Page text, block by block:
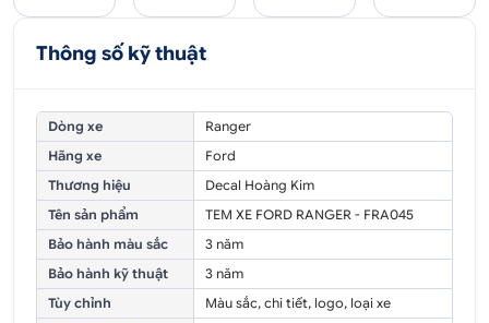
Thông số kỹ thuật
Dòng xe
Ranger
Hãng xe
Ford
Thương hiệu
Decal Hoàng Kim
Tên sản phẩm
TEM XE FORD RANGER - FRA045
Bảo hành màu sắc
3 năm
Bảo hành kỹ thuật
3 năm
Tùy chỉnh
Màu sắc, chi tiết, logo, loại xe